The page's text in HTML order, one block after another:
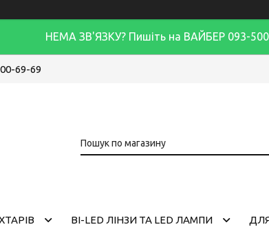
НЕМА ЗВ'ЯЗКУ? Пишіть на ВАЙБЕР 093-
69-69
BI-LED ЛІНЗИ ТА LED ЛАМПИ